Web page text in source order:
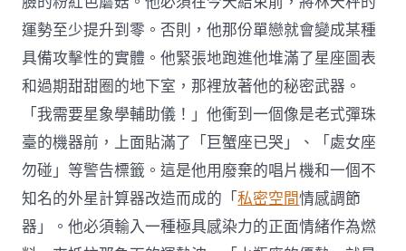
運勢至少提升到零。否則，他那份單戀就會變成某種
具備攻擊性的實體。他緊張地跑進他堆滿了星座圖表
和過期甜甜圈的地下室，那裡放著他的秘密武器。
「我需要星象學輔助儀！」他衝到一個像是老式彈珠
臺的機器前，上面貼滿了「巨蟹座已哭」、「處女座
勿碰」等警告標籤。這是他用廢棄的唱片機和一個不
知名的外星計算器改造而成的「私密空間情感調節
器」。他必須輸入一種極具感染力的正面情緒作為燃